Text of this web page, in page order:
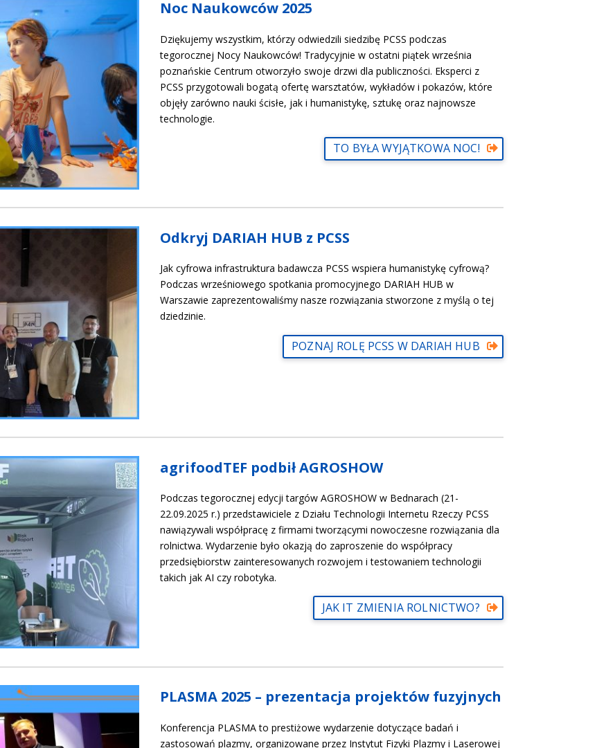
Noc Naukowców 2025
Dziękujemy wszystkim, którzy odwiedzili siedzibę PCSS podczas
tegorocznej Nocy Naukowców! Tradycyjnie w ostatni piątek września
poznańskie Centrum otworzyło swoje drzwi dla publiczności. Eksperci z
PCSS przygotowali bogatą ofertę warsztatów, wykładów i pokazów, które
objęły zarówno nauki ścisłe, jak i humanistykę, sztukę oraz najnowsze
technologie.
TO BYŁA WYJĄTKOWA NOC!
Odkryj DARIAH HUB z PCSS
Jak cyfrowa infrastruktura badawcza PCSS wspiera humanistykę cyfrową?
Podczas wrześniowego spotkania promocyjnego DARIAH HUB w
Warszawie zaprezentowaliśmy nasze rozwiązania stworzone z myślą o tej
dziedzinie.
POZNAJ ROLĘ PCSS W DARIAH HUB
agrifoodTEF podbił AGROSHOW
Podczas tegorocznej edycji targów AGROSHOW w Bednarach (21-
22.09.2025 r.) przedstawiciele z Działu Technologii Internetu Rzeczy PCSS
nawiązywali współpracę z firmami tworzącymi nowoczesne rozwiązania dla
rolnictwa. Wydarzenie było okazją do zaproszenie do współpracy
przedsiębiorstw zainteresowanych rozwojem i testowaniem technologii
takich jak AI czy robotyka.
JAK IT ZMIENIA ROLNICTWO?
PLASMA 2025 – prezentacja projektów fuzyjnych
Konferencja PLASMA to prestiżowe wydarzenie dotyczące badań i
zastosowań plazmy, organizowane przez Instytut Fizyki Plazmy i Laserowej